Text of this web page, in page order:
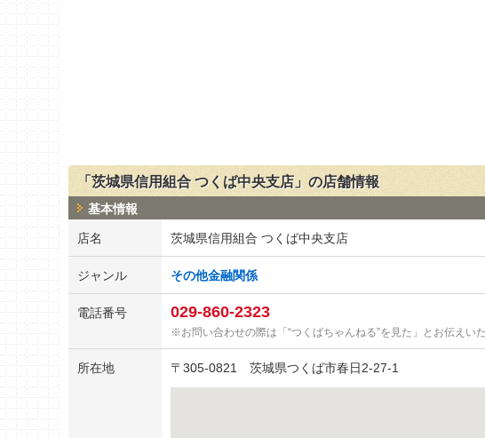
「茨城県信用組合 つくば中央支店」の店舗情報
基本情報
店名 茨城県信用組合 つくば中央支店
ジャンル その他金融関係
電話番号 029-860-2323
お問い合わせの際は「“つくばちゃんねる”を見た」とお伝えい
所在地 〒 305-0821 茨城県つくば市春日2-27-1